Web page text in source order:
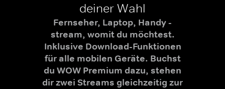
deiner Wahl
Fernseher, Laptop, Handy -
stream, womit du möchtest.
Inklusive Download-Funktionen
für alle mobilen Geräte. Buchst
du WOW Premium dazu, stehen
dir zwei Streams gleichzeitig zur